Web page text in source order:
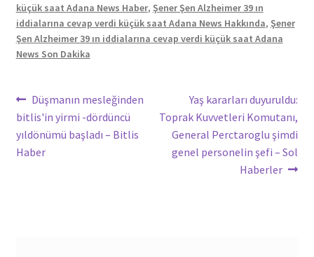
küçük saat Adana News Haber, Şener Şen Alzheimer 39 ın
iddialarına cevap verdi küçük saat Adana News Hakkında, Şener
Şen Alzheimer 39 ın iddialarına cevap verdi küçük saat Adana
News Son Dakika
Yazı
gezinmesi
Önceki
yazı:
Düşmanın mesleğinden
bitlis'in yirmi -dördüncü
yıldönümü başladı – Bitlis
Haber
Sonraki
yazı:
Yaş kararları duyuruldu:
Toprak Kuvvetleri Komutanı,
General Perctaroglu şimdi
genel personelin şefi – Sol
Haberler